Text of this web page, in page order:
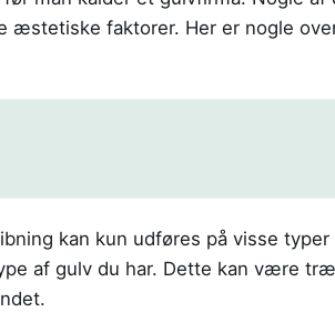
æstetiske faktorer. Her er nogle
kan kun udføres på visse
af gulv du har. Dette kan være